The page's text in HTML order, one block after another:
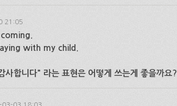
21:05
with my child.
사합니다" 라는 표현은 어떻게 쓰는게 좋을까요?